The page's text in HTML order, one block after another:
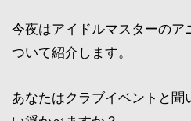
今夜はアイドルマスターのア
ついて紹介します。
あなたはクラブイベントと聞